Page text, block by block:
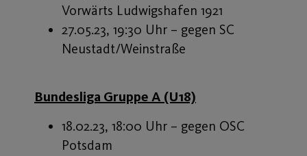
Vorwärts Ludwigshafen 1921
27.05.23, 19:30 Uhr – gegen SC
Neustadt/Weinstraße
Bundesliga Gruppe A (U18)
18.02.23, 18:00 Uhr – gegen OSC
Potsdam